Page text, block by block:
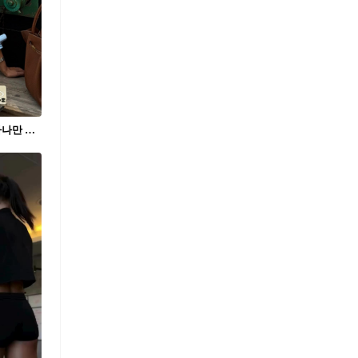
요즘 셔츠는 여며 입지 않아😳❤️‍🔥 단추 하나만 풀어도 분위기가 달라지니 과감하게 연출해보세요.